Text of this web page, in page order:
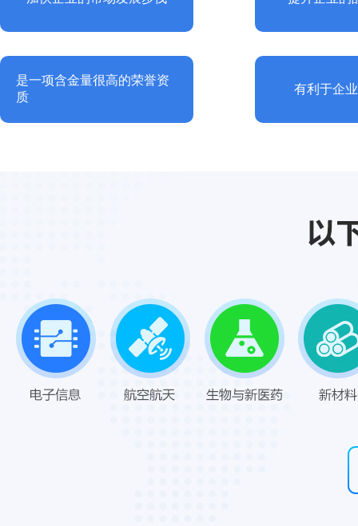
是一项含金量很高的荣誉资
质
有利于企